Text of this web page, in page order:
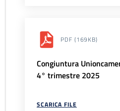
PDF (169KB)
Congiuntura
4° trimestre 2025
SCARICA FILE